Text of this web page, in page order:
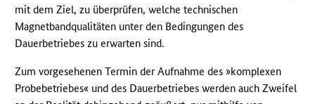
mit dem Ziel, zu überprüfen, welche technischen
Magnetbandqualitäten unter den Bedingungen des
Dauerbetriebes zu erwarten sind.
Zum vorgesehenen Termin der Aufnahme des »komplexen
Probebetriebes« und des Dauerbetriebes werden auch Zweifel